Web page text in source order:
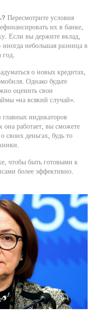
Пересмотрите условия
их в банке,
Если вы держите вклад,
небольшая разница в
год.
о новых кредитах,
Однако будьте
оценить свои
«на всякий случай».
главных индикаторов
работает, вы сможете
своих деньгах, будь то
чтобы быть готовыми к
более эффективно.